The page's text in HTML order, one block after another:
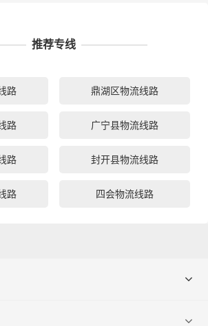
推荐专线
路 鼎湖区物流线路
路 广宁县物流线路
路 封开县物流线路
路 四会物流线路